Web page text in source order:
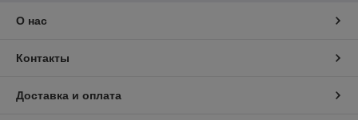
О нас
Контакты
Доставка и оплата